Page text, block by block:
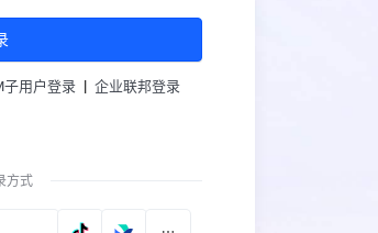
子用户登录 | 企业联邦登录
方式